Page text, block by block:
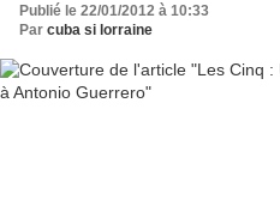
Publié le 22/01/2012 à 10:33
Par cuba si lorraine